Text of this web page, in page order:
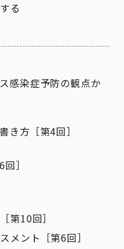
る
感染症予防の観点か
き方［第4回］
］
第10回］
メント［第6回］